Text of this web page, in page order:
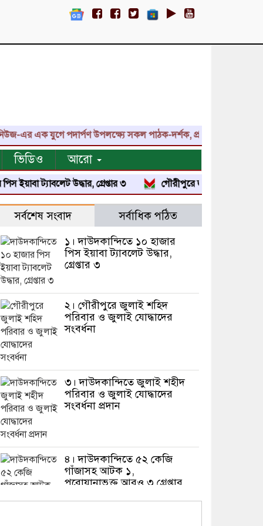
এর এক যুগে পদার্পণ উপলক্ষ্যে সকল পাঠক-দর্শক, প্রতিনিধি,
ভিডিও আরো
ট্যাবলেট উদ্ধার, গ্রেপ্তার ৩ গৌরীপুরে জুলাই শহিদ পরিবার ও
সর্বশেষ সংবাদ সর্বাধিক পঠিত
১। দাউদকান্দিতে ১০ হাজার
পিস ইয়াবা ট্যাবলেট উদ্ধার,
গ্রেপ্তার ৩
২। গৌরীপুরে জুলাই শহিদ
পরিবার ও জুলাই যোদ্ধাদের
সংবর্ধনা
৩। দাউদকান্দিতে জুলাই শহীদ
পরিবার ও জুলাই যোদ্ধাদের
সংবর্ধনা প্রদান
৪। দাউদকান্দিতে ৫২ কেজি
গাঁজাসহ আটক ১,
পরোয়ানাভুক্ত আরও ৩ গ্রেপ্তার